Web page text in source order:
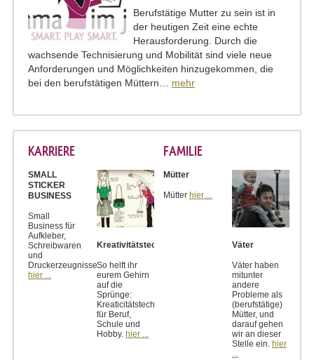
Berufstätige Mutter zu sein ist in
der heutigen Zeit eine echte
Herausforderung. Durch die
wachsende Technisierung und Mobilität sind viele neue
Anforderungen und Möglichkeiten hinzugekommen, die
bei den berufstätigen Müttern… mehr
KARRIERE
SMALL
STICKER
BUSINESS
Small
Business für
Aufkleber,
Schreibwaren
und
Druckerzeugnisse
hier ...
Kreativitätstechniken
So helft ihr
eurem Gehirn
auf die
Sprünge:
Kreaticitätstechniken
für Beruf,
Schule und
Hobby. hier ...
FAMILIE
Mütter
Mütter hier ...
Väter
Väter haben
mitunter
andere
Probleme als
(berufstätige)
Mütter, und
darauf gehen
wir an dieser
Stelle ein. hier
...